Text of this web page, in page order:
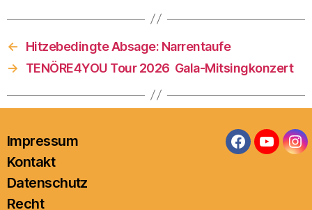
←
Hitzebedingte Absage: Narrentaufe
→
TENÖRE4YOU Tour 2026 Gala-Mitsingkonzert
Impressum
Kontakt
Datenschutz
Recht
Facebook